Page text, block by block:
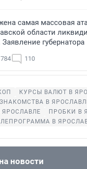
самая массовая
области
губернатора
110
КУРСЫ ВАЛЮТ В
ЗНАКОМСТВА В
ЯРОСЛАВЛЕ
ПРОБКИ В
В
новости